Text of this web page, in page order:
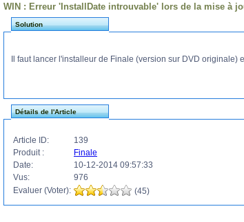
WIN : Erreur 'InstallDate introuvable' lors de la mise à
Solution
Il faut lancer l'installeur de Finale (version sur DVD
Détails de l'Article
Article ID:
139
Produit :
Finale
Date:
10-12-2014 09:57:33
Vus:
976
Evaluer (Voter):
(45)